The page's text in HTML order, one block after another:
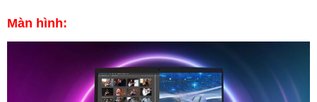
Màn hình: